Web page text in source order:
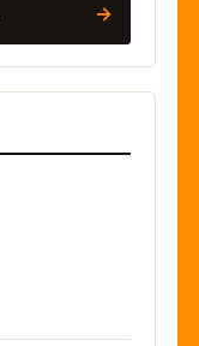
→